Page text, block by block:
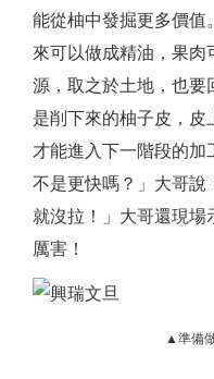
能從柚中發掘更多價值
來可以做成精油，果肉
源，取之於土地，也要
是削下來的柚子皮，皮
才能進入下一階段的加
不是更快嗎？」大哥說
就沒拉！」大哥還現場
厲害！
▲準備